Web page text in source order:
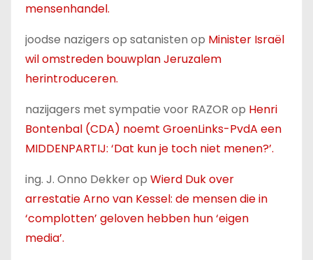
mensenhandel.
joodse nazigers op satanisten op Minister Israël
wil omstreden bouwplan Jeruzalem
herintroduceren.
nazijagers met sympatie voor RAZOR op Henri
Bontenbal (CDA) noemt GroenLinks-PvdA een
MIDDENPARTIJ: ‘Dat kun je toch niet menen?’.
ing. J. Onno Dekkerop Wierd Duk over
arrestatie Arno van Kessel: de mensen die in
‘complotten’ geloven hebben hun ‘eigen
media’.